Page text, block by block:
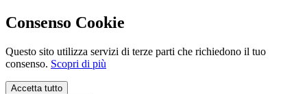
Consenso Cookie
Questo sito utilizza servizi di terze parti che richiedono il tuo
consenso. Scopri di più
Accetta tutto